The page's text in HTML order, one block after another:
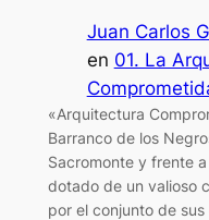
Juan Carlos
en 01. La
«Arquitectura
Barranco de los
Sacromonte y frente
dotado de un valioso
por el conjunto de